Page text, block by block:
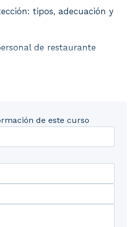
tipos, adecuación y
de restaurante
de este curso